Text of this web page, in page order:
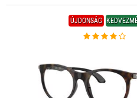
ÚJDONSÁG